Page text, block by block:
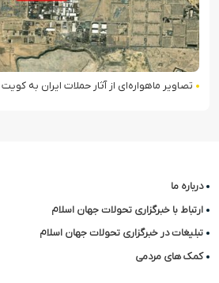
تصاویر ماهواره‌ای از آثار حملات ایران به کویت
درباره ما
ارتباط با خبرگزاری تحولات جهان اسلام
تبلیغات در خبرگزاری تحولات جهان اسلام
کمک های مردمی